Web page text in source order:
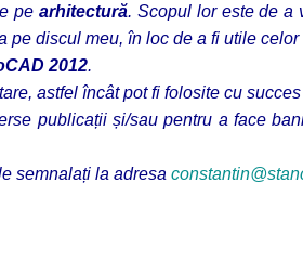
pe arhitectură. Scopul lor este de a
discul meu, în loc de a fi utile
2012.
astfel încât pot fi folosite cu
publicații și/sau pentru a face
semnalați la adresa